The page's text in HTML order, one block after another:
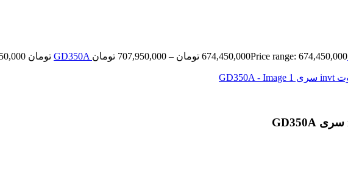
707,950,000 تومان – 674,450,000 تومان Price range: 674,450,000 تومان through 707,950,000 تومان